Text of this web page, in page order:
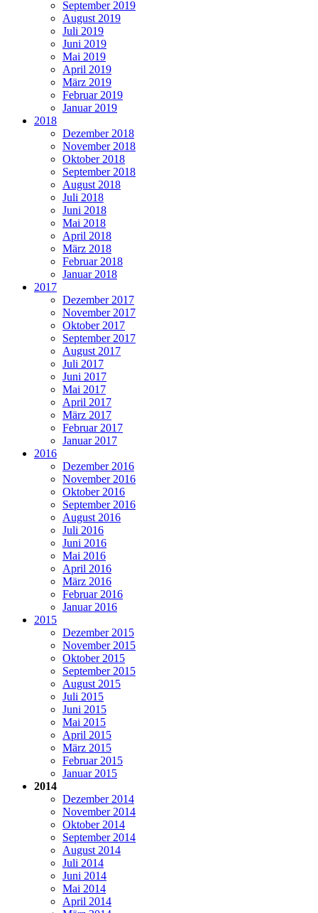
September 2019
August 2019
Juli 2019
Juni 2019
Mai 2019
April 2019
März 2019
Februar 2019
Januar 2019
2018
Dezember 2018
November 2018
Oktober 2018
September 2018
August 2018
Juli 2018
Juni 2018
Mai 2018
April 2018
März 2018
Februar 2018
Januar 2018
2017
Dezember 2017
November 2017
Oktober 2017
September 2017
August 2017
Juli 2017
Juni 2017
Mai 2017
April 2017
März 2017
Februar 2017
Januar 2017
2016
Dezember 2016
November 2016
Oktober 2016
September 2016
August 2016
Juli 2016
Juni 2016
Mai 2016
April 2016
März 2016
Februar 2016
Januar 2016
2015
Dezember 2015
November 2015
Oktober 2015
September 2015
August 2015
Juli 2015
Juni 2015
Mai 2015
April 2015
März 2015
Februar 2015
Januar 2015
2014
Dezember 2014
November 2014
Oktober 2014
September 2014
August 2014
Juli 2014
Juni 2014
Mai 2014
April 2014